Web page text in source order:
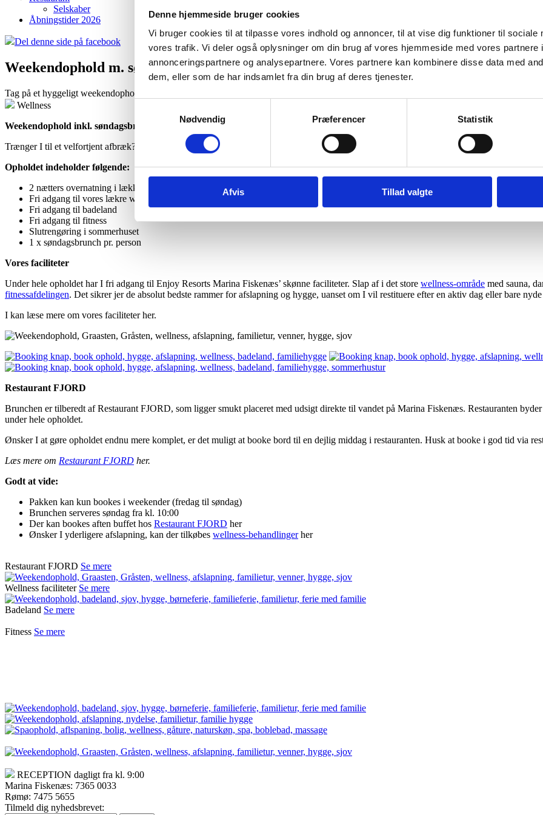
Denne hjemmeside bruger cookies
Vi bruger cookies til at tilpasse vores indhold og annoncer, til at vise dig funktioner til sociale
vores trafik. Vi deler også oplysninger om din brug af vores hjemmeside med vores partnere
annonceringspartnere og analysepartnere. Vores partnere kan kombinere disse data med
dem, eller som de har indsamlet fra din brug af deres tjenester.
Nødvendig
Præferencer Statistik
Afvis Tillad valgte
Selskaber
Åbningstider 2026
Del denne side på facebook
Weekendophold m. søndagsbrunch
Tag på et hyggeligt weekendophold hos Enjoy Resorts, vi har hyggen og faciliteterne til dig og dine nærmeste.
Wellness
Weekendophold inkl. søndagsbrunch
Trænger I til et velfortjent afbræk? På Enjoy Resorts Marina Fiskenæs tilbyder vi et skønt weekendophold, hvor I kan slappe helt af og
Opholdet indeholder følgende:
2 nætters overnatning i lækkert hus (Fredag til søndag)
Fri adgang til vores lækre wellness
Fri adgang til badeland
Fri adgang til fitness
Slutrengøring i sommerhuset
1 x søndagsbrunch pr. person
Vores faciliteter
Under hele opholdet har I fri adgang til Enjoy Resorts Marina Fiskenæs’ skønne faciliteter. Slap af i det store wellness-område med sauna,
fitnessafdelingen. Det sikrer jer de absolut bedste rammer for afslapning og hygge, uanset om I vil restituere efter en aktiv dag eller bare
I kan læse mere om vores faciliteter her.
Restaurant FJORD
Brunchen er tilberedt af Restaurant FJORD, som ligger smukt placeret med udsigt direkte til vandet på Marina Fiskenæs. Restauranten
under hele opholdet.
Ønsker I at gøre opholdet endnu mere komplet, er det muligt at booke bord til en dejlig middag i restauranten. Husk at booke i god tid via
Læs mere om Restaurant FJORD her.
Godt at vide:
Pakken kan kun bookes i weekender (fredag til søndag)
Brunchen serveres søndag fra kl. 10:00
Der kan bookes aften buffet hos Restaurant FJORD her
Ønsker I yderligere afslapning, kan der tilkøbes wellness-behandlingerher
Restaurant FJORD Se mere
Wellness faciliteter Se mere
Badeland Se mere
Fitness Se mere
RECEPTION dagligt fra kl. 9:00
Marina Fiskenæs: 7365 0033
Rømø: 7475 5655
Tilmeld dig nyhedsbrevet: